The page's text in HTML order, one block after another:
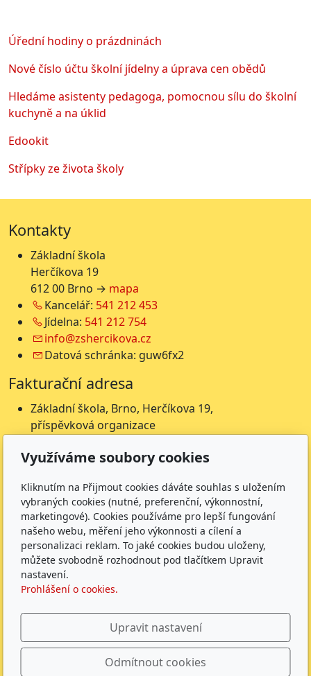
Úřední hodiny o prázdninách
Nové číslo účtu školní jídelny a úprava cen obědů
Hledáme asistenty pedagoga, pomocnou sílu do školní
kuchyně a na úklid
Edookit
Střípky ze života školy
Kontakty
Základní škola
Herčíkova 19
612 00 Brno → mapa
Kancelář: 541 212 453
Jídelna: 541 212 754
info@zshercikova.cz
Datová schránka: guw6fx2
Fakturační adresa
Základní škola, Brno, Herčíkova 19,
příspěvková organizace
612 00 Brno
Nejsme plátci DPH
Čísla účtů
Škola: 27225621/0100
Jídelna: 1027831896/0100
Sledujte nás
Využíváme soubory cookies
Kliknutím na Přijmout cookies dáváte souhlas s uložením
vybraných cookies (nutné, preferenční, výkonnostní,
marketingové). Cookies používáme pro lepší fungování
našeho webu, měření jeho výkonnosti a cílení a
personalizaci reklam. To jaké cookies budou uloženy,
můžete svobodně rozhodnout pod tlačítkem Upravit
nastavení.
Prohlášení o cookies.
Upravit nastavení
Odmítnout cookies